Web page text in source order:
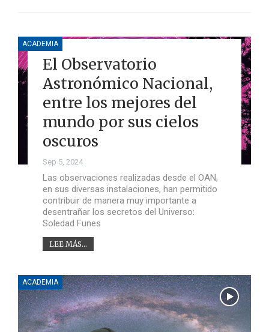
ACADEMIA
El Observatorio
Astronómico Nacional,
entre los mejores del
mundo por sus cielos
oscuros
Sep 5, 2024
Las observaciones realizadas desde el OAN,
en sus diversas instalaciones, han permitido
contribuir de manera muy importante a
desentrañar los secretos del Universo:
Soledad Funes
LEE MÁS...
ACADEMIA